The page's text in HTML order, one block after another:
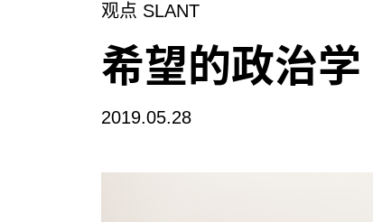
观点 SLANT
希望的政治学
2019.05.28